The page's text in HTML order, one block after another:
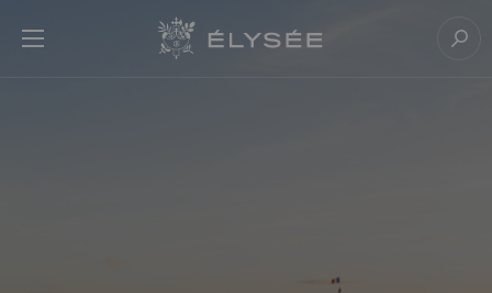
Open menu Go to homepage
Cookies management panel